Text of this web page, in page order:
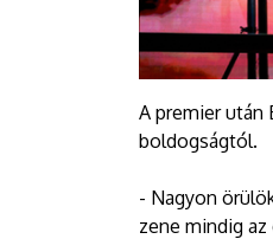
A premier után
boldogságtól.
- Nagyon
zene mindig